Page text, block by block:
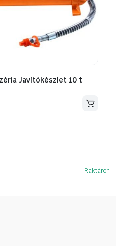
Javítókészlet 10 t
Raktáron